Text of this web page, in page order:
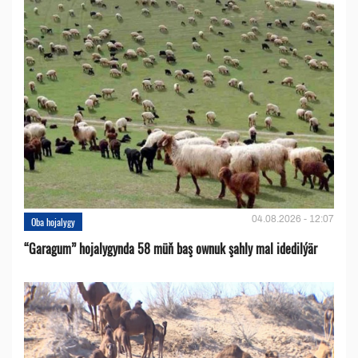
Oba hojalygy 04.08.2026 - 12:07
“Garagum” hojalygynda 58 müň baş ownuk şahly mal idedilýär